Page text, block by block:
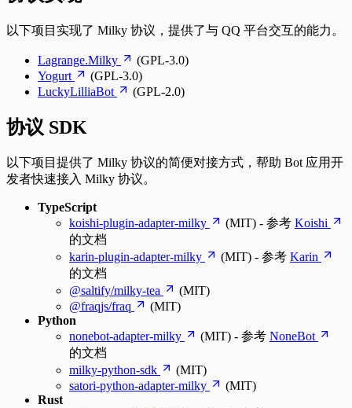
以下项目实现了 Milky 协议，提供了与 QQ 平台交互的能力。
Lagrange.Milky
(GPL-3.0)
Yogurt
(GPL-3.0)
LuckyLilliaBot
(GPL-2.0)
协议 SDK
以下项目提供了 Milky 协议的简便对接方式，帮助 Bot 应用开
发者快速接入 Milky 协议。
TypeScript
koishi-plugin-adapter-milky
(MIT) - 参考 Koishi
的文档
karin-plugin-adapter-milky
(MIT) - 参考 Karin
的文档
@saltify/milky-tea
(MIT)
@fraqjs/fraq
(MIT)
Python
nonebot-adapter-milky
(MIT) - 参考 NoneBot
的文档
milky-python-sdk
(MIT)
satori-python-adapter-milky
(MIT)
Rust